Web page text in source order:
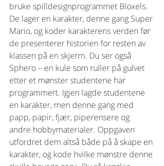
bruke spilldesignprogrammet Bloxels.
De lager en karakter, denne gang Super
Mario, og koder karakterens verden før
de presenterer historien for resten av
klassen på en skjerm. Du ser også
Sphero – en kule som ruller på gulvet
etter et mønster studentene har
programmert. Igjen lagde studentene
en karakter, men denne gang med
papp, papir, fjær, piperensere og
andre hobbymaterialer. Oppgaven
utfordret dem altså både på å skape en
karakter, og kode hvilke mønstre denne